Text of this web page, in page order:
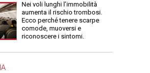
Nei voli lunghi l’immobilità
aumenta il rischio trombosi.
Ecco perché tenere scarpe
comode, muoversi e
riconoscere i sintomi.